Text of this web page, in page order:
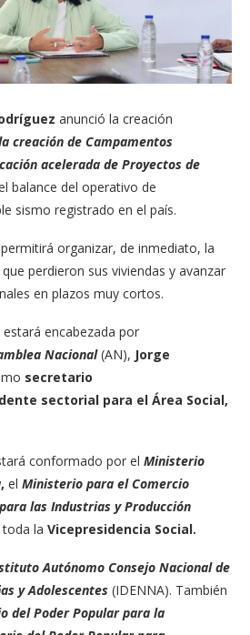
anunció la creación
creación de Campamentos
acelerada de Proyectos de
balance del operativo de
sismo registrado en el país.
organizar, de inmediato, la
perdieron sus viviendas y avanzar
en plazos muy cortos.
encabezada por
Nacional(AN), Jorge
secretario
sectorial para el Área Social,
conformado por el Ministerio
, el Ministerio para el Comercio
las Industrias y Producción
la Vicepresidencia Social.
Autónomo Consejo Nacional de
y Adolescentes (IDENNA). También
del Poder Popular para la